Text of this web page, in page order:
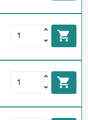

